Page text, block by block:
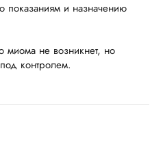
показаниям и назначению
миома не возникнет, но
контролем.